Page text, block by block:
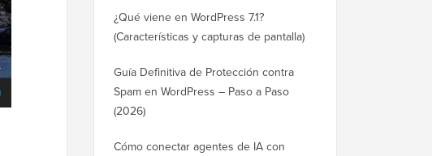
¿Qué viene en WordPress 7.1?
(Características y capturas de pantalla)
Guía Definitiva de Protección contra
Spam en WordPress – Paso a Paso
(2026)
Cómo conectar agentes de IA con